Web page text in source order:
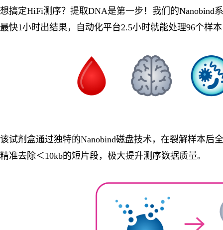
想搞定HiFi测序？提取DNA是第一步！我们的Nanobind
最快1小时出结果，自动化平台2.5小时就能处理96个样
该试剂盒通过独特的Nanobind磁盘技术，在裂解样本后
精准去除＜10kb的短片段，极大提升测序数据质量。